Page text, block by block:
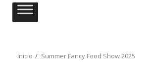
Saltar
Inicio Summer Fancy Food Show 2025